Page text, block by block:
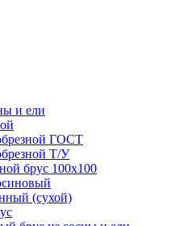
и ели
ГОСТ
Т/У
брус 100х100
(сухой)